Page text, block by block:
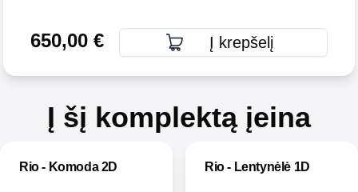
650,00€ Į krepšelį
Į šį komplektą įeina
Rio - Komoda 2D Rio - Lentynėlė 1D